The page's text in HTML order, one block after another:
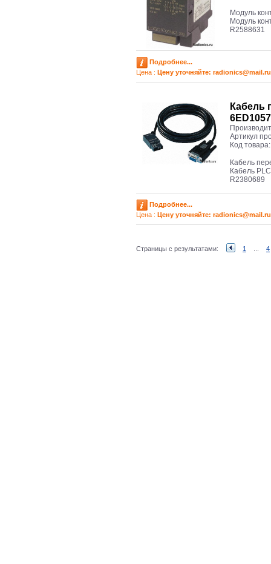
Модуль
Модуль
R2588631
Подробнее...
Цена : Цену уточняйте: radioniсs@mail.ru
Кабель
Артикул
Код
Кабель
Кабель PLC
R2380689
Подробнее...
Цена : Цену уточняйте: radioniсs@mail.ru
Страницы с результатами: 1 4